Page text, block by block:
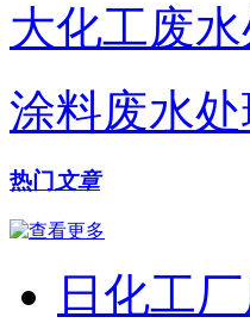
大化工废
涂料废水
热门 文章
日化工